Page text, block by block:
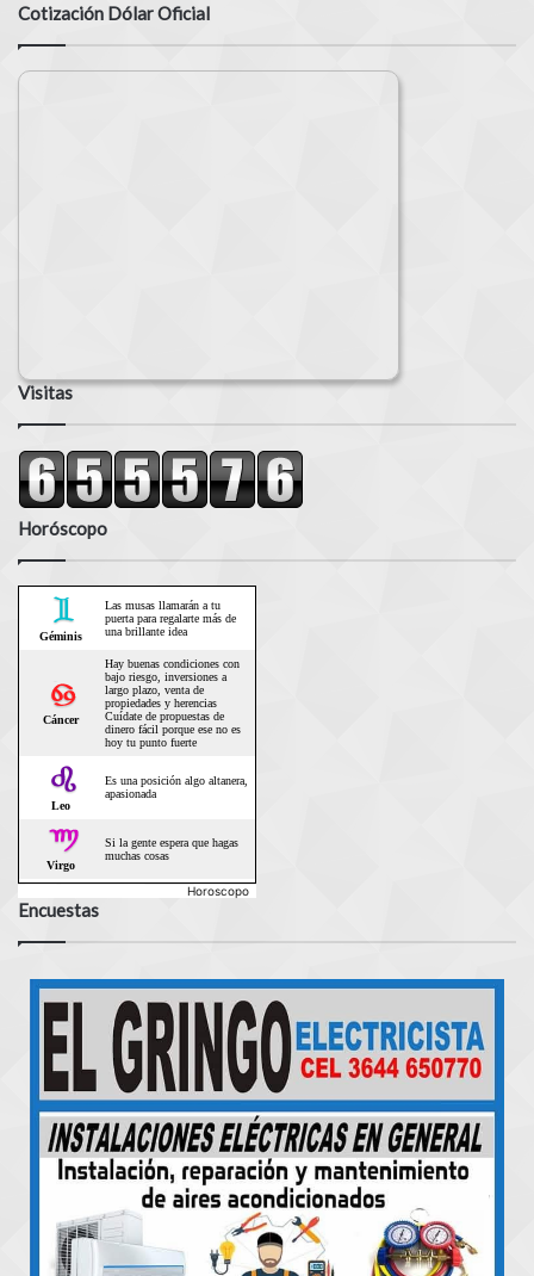
Cotización Dólar Oficial
Visitas
Horóscopo
Horoscopo
Encuestas